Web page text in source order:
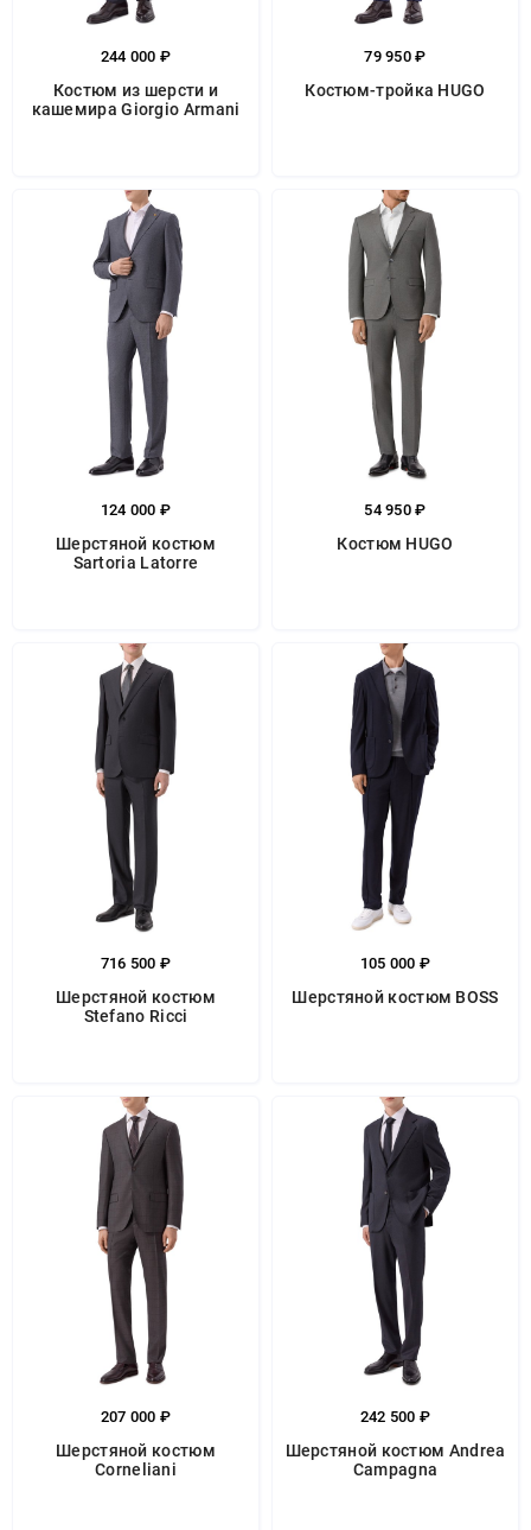
244 000 ₽
Костюм из шерсти и
кашемира Giorgio Armani
79 950 ₽
Костюм-тройка HUGO
124 000 ₽
Шерстяной костюм
Sartoria Latorre
54 950 ₽
Костюм HUGO
716 500 ₽
Шерстяной костюм
Stefano Ricci
105 000 ₽
Шерстяной костюм BOSS
207 000 ₽
Шерстяной костюм
Corneliani
242 500 ₽
Шерстяной костюм Andrea
Campagna